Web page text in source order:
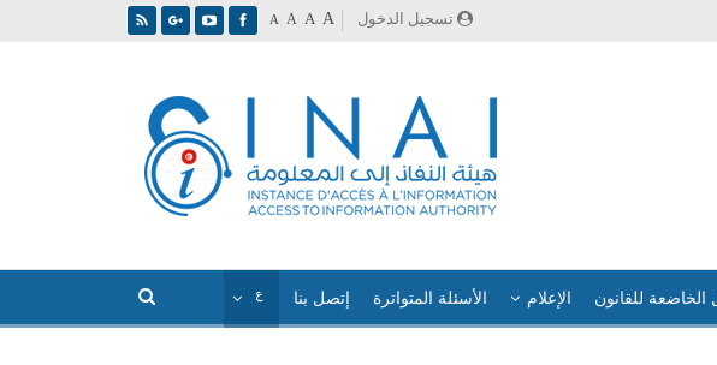
تسجيل الدخول A A A A
الخاضعة للقانون الإعلام الأسئلة المتواترة إتصل بنا